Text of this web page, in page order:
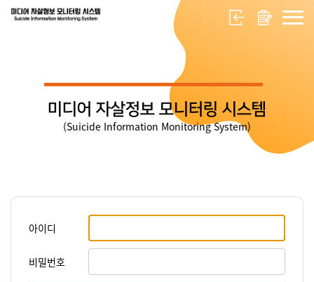
미디어 자살정보 모니터링 시스템
(Suicide Information Monitoring System)
아이디
비밀번호